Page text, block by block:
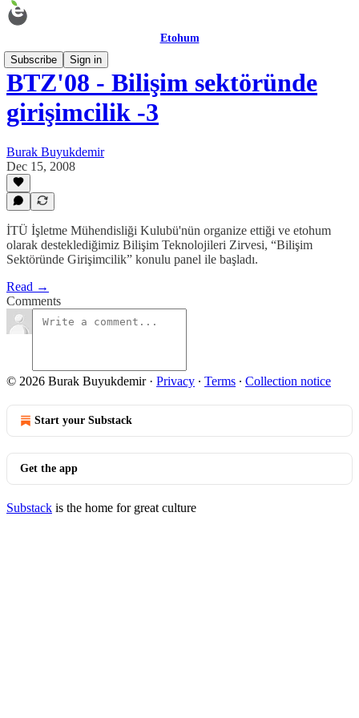
Etohum
Subscribe
Sign in
BTZ'08 - Bilişim sektöründe
girişimcilik -3
Burak Buyukdemir
Dec 15, 2008
İTÜ İşletme Mühendisliği Kulubü'nün organize ettiği ve etohum
olarak desteklediğimiz Bilişim Teknolojileri Zirvesi, “Bilişim
Sektöründe Girişimcilik” konulu panel ile başladı.
Read →
Comments
© 2026 Burak Buyukdemir· Privacy ∙ Terms ∙ Collection notice
Start your Substack
Get the app
Substack is the home for great culture